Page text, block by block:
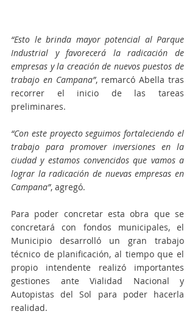
“Esto le brinda mayor potencial al Parque
Industrial y favorecerá la radicación de
empresas y la creación de nuevos puestos de
trabajo en Campana”, remarcó Abella tras
recorrer el inicio de las tareas
preliminares.
“Con este proyecto seguimos fortaleciendo el
trabajo para promover inversiones en la
ciudad y estamos convencidos que vamos a
lograr la radicación de nuevas empresas en
Campana”, agregó.
Para poder concretar esta obra que se
concretará con fondos municipales, el
Municipio desarrolló un gran trabajo
técnico de planificación, al tiempo que el
propio intendente realizó importantes
gestiones ante Vialidad Nacional y
Autopistas del Sol para poder hacerla
realidad.